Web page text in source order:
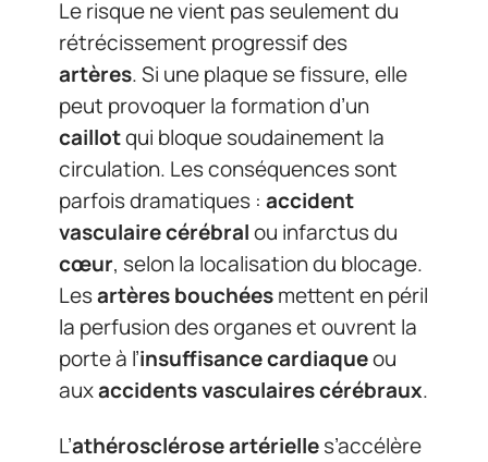
Le risque ne vient pas seulement du
rétrécissement progressif des
artères. Si une plaque se fissure, elle
peut provoquer la formation d’un
caillotqui bloque soudainement la
circulation. Les conséquences sont
parfois dramatiques : accident
vasculaire cérébralou infarctus du
cœur, selon la localisation du blocage.
Lesartères bouchéesmettent en péril
la perfusion des organes et ouvrent la
porte à l’insuffisance cardiaqueou
auxaccidents vasculaires cérébraux.
L’athérosclérose artérielles’accélère